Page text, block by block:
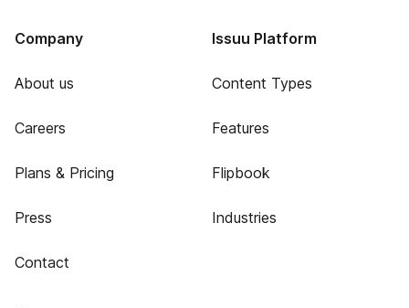
Company
About us
Careers
Plans & Pricing
Press
Contact
Issuu Platform
Content Types
Features
Flipbook
Industries